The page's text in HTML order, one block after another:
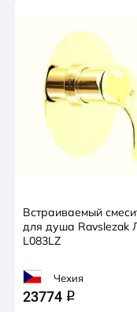
Встраиваемый
для душа Ravslezak
L083LZ
Чехия
23774 q